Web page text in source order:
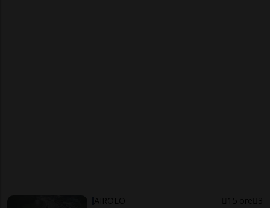
AIROLO 15 ore 3